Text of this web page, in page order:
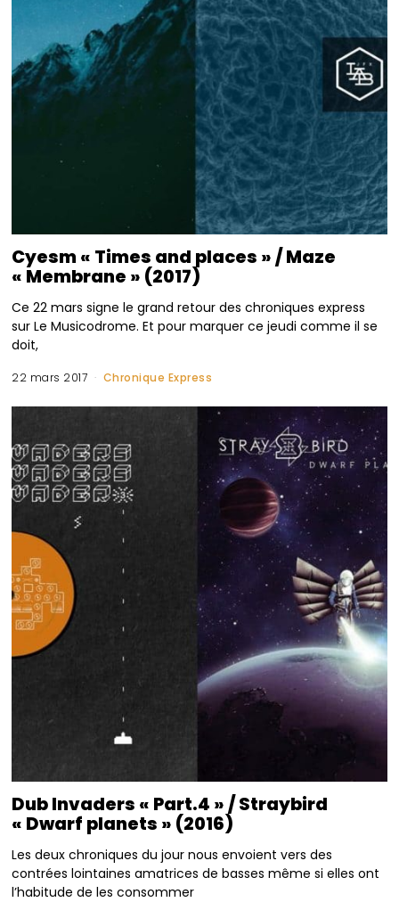
Cyesm « Times and places » / Maze
« Membrane » (2017)
Ce 22 mars signe le grand retour des chroniques express
sur Le Musicodrome. Et pour marquer ce jeudi comme il se
doit,
22 mars 2017 Chronique Express
Dub Invaders « Part.4 » / Straybird
« Dwarf planets » (2016)
Les deux chroniques du jour nous envoient vers des
contrées lointaines amatrices de basses même si elles ont
l’habitude de les consommer